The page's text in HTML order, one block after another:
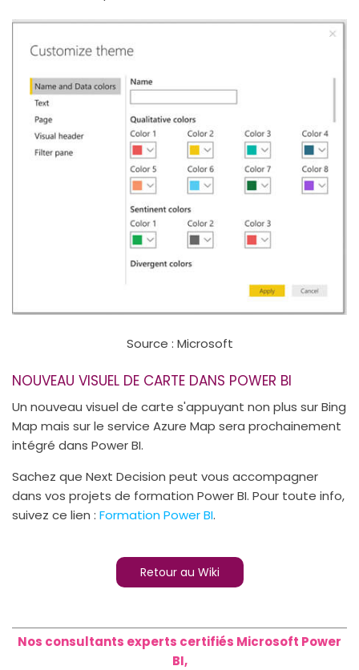
Source : Microsoft
NOUVEAU VISUEL DE CARTE DANS POWER BI
Un nouveau visuel de carte s'appuyant non plus sur Bing
Map mais sur le service Azure Map sera prochainement
intégré dans Power BI.
Sachez que Next Decision peut vous accompagner
dans vos projets de formation Power BI. Pour toute info,
suivez ce lien : Formation Power BI.
Retour au Wiki
Nos consultants experts certifiés Microsoft Power
BI,